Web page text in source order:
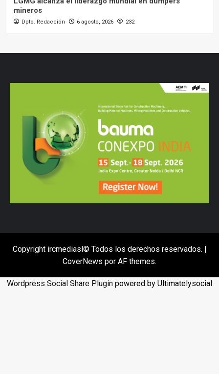
mineros
Dpto. Redacción 6 agosto, 2026 232
Copyright ircmediasl© Todos los derechos reservados. |
CoverNews por AF themes.
Wordpress Social Share Plugin powered by Ultimatelysocial